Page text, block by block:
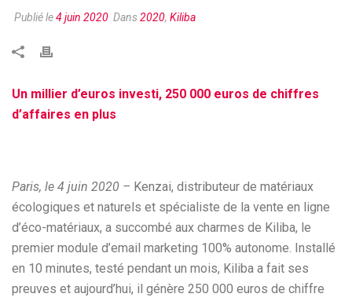
Publié le4 juin 2020 Dans2020, Kiliba
Un millier d’euros investi, 250 000 euros de chiffres
d’affaires en plus
Paris, le 4 juin 2020 – Kenzai, distributeur de matériaux
écologiques et naturels et spécialiste de la vente en ligne
d’éco-matériaux, a succombé aux charmes de Kiliba, le
premier module d’email marketing 100% autonome. Installé
en 10 minutes, testé pendant un mois, Kiliba a fait ses
preuves et aujourd’hui, il génère 250 000 euros de chiffre